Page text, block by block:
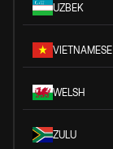
UZBEK
VIETNAMESE
WELSH
ZULU